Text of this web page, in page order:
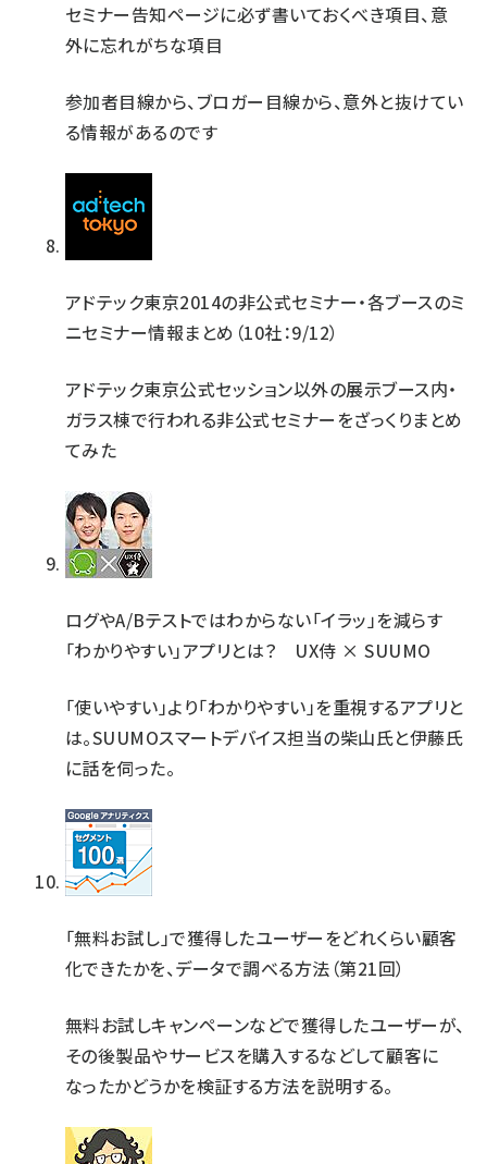
セミナー告知ページに必ず書いておくべき項目、意
外に忘れがちな項目
参加者目線から、ブロガー目線から、意外と抜けてい
る情報があるのです
アドテック東京2014の非公式セミナー・各ブースのミ
ニセミナー情報まとめ（10社：9/12）
アドテック東京公式セッション以外の展示ブース内・
ガラス棟で行われる非公式セミナーをざっくりまとめ
てみた
ログやA/Bテストではわからない「イラッ」を減らす
「わかりやすい」アプリとは？ UX侍 × SUUMO
「使いやすい」より「わかりやすい」を重視するアプリと
は。SUUMOスマートデバイス担当の柴山氏と伊藤氏
に話を伺った。
「無料お試し」で獲得したユーザーをどれくらい顧客
化できたかを、データで調べる方法（第21回）
無料お試しキャンペーンなどで獲得したユーザーが、
その後製品やサービスを購入するなどして顧客に
なったかどうかを検証する方法を説明する。